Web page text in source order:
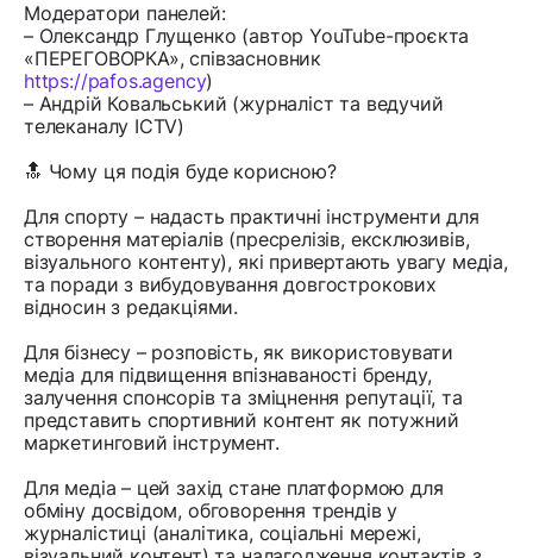
Модератори панелей:
– Олександр Глущенко (автор YouTube-проєкта
«ПЕРЕГОВОРКА», співзасновник
https://pafos.agency)
– Андрій Ковальський (журналіст та ведучий
телеканалу ICTV)
🔝 Чому ця подія буде корисною?
Для спорту – надасть практичні інструменти для
створення матеріалів (пресрелізів, ексклюзивів,
візуального контенту), які привертають увагу медіа,
та поради з вибудовування довгострокових
відносин з редакціями.
Для бізнесу – розповість, як використовувати
медіа для підвищення впізнаваності бренду,
залучення спонсорів та зміцнення репутації, та
представить спортивний контент як потужний
маркетинговий інструмент.
Для медіа – цей захід стане платформою для
обміну досвідом, обговорення трендів у
журналістиці (аналітика, соціальні мережі,